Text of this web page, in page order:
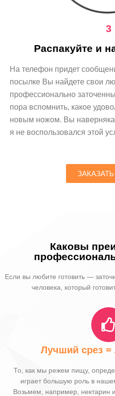
3
Распакуйте и
На телефон придет
посылке Вы найдете свои
профессионально
пора вспомнить, какое
новым ножом. Вы
я не воспользовался этой
Каковы
Если вы любите готовить —
человека, который
Лучший срез
То, как мы режем пищу,
играет большую роль в
Возьмем, например, нектарин